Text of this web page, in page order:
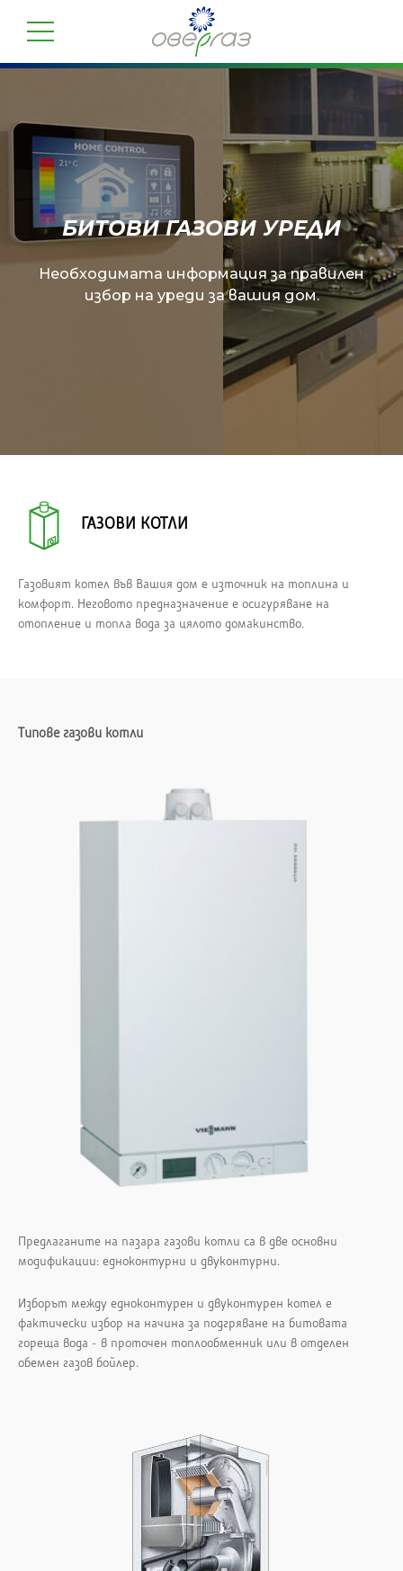
БИТОВИ ГАЗОВИ УРЕДИ
Необходимата информация за правилен
избор на уреди за вашия дом.
ГАЗОВИ КОТЛИ
Газовият котел във Вашия дом е източник на топлина и
комфорт. Неговото предназначение е осигуряване на
отопление и топла вода за цялото домакинство.
Типове газови котли
Предлаганите на пазара газови котли са в две основни
модификации: едноконтурни и двуконтурни.
Изборът между едноконтурен и двуконтурен котел е
фактически избор на начина за подгряване на битовата
гореща вода - в проточен топлообменник или в отделен
обемен газов бойлер.